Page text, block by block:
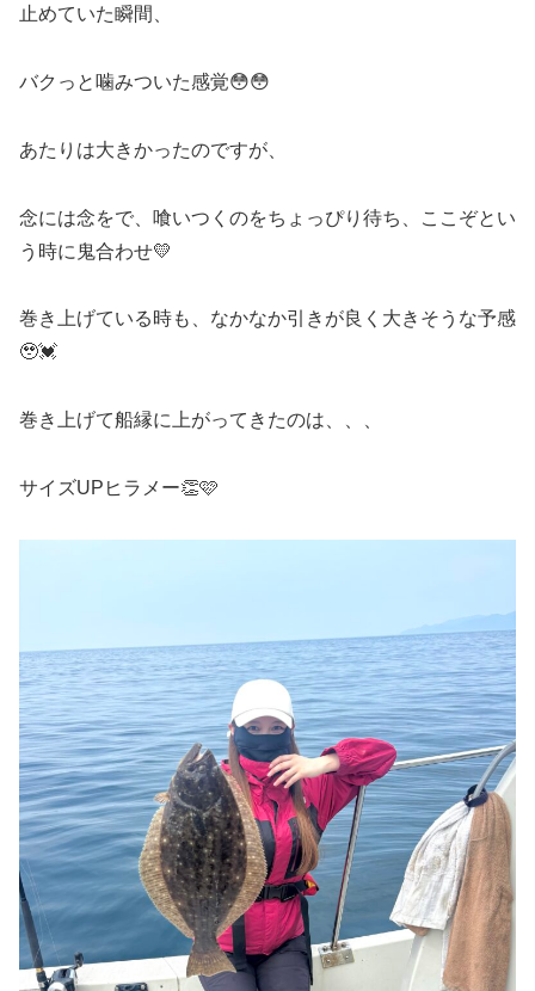
止めていた瞬間、
バクっと噛みついた感覚😳😳
あたりは大きかったのですが、
念には念をで、喰いつくのをちょっぴり待ち、ここぞとい
う時に鬼合わせ💛
巻き上げている時も、なかなか引きが良く大きそうな予感
🥹💓
巻き上げて船縁に上がってきたのは、、、
サイズUPヒラメー👏🩷